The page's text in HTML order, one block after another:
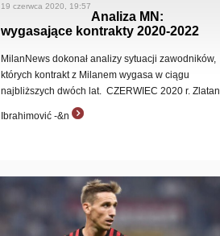
19 czerwca 2020, 19:57
Analiza MN:
wygasające kontrakty 2020-2022
MilanNews dokonał analizy sytuacji zawodników,
których kontrakt z Milanem wygasa w ciągu
najbliższych dwóch lat. CZERWIEC 2020 r. Zlatan
Ibrahimović -&n